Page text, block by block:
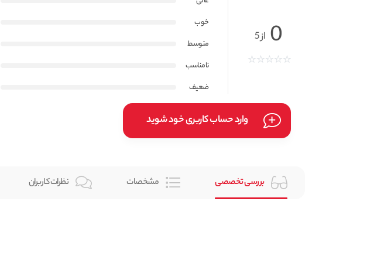
0 از 5
خوب
متوسط
نامناسب
ضعیف
وارد حساب کاربری خود شوید
بررسی تخصصی مشخصات نظرات کاربران